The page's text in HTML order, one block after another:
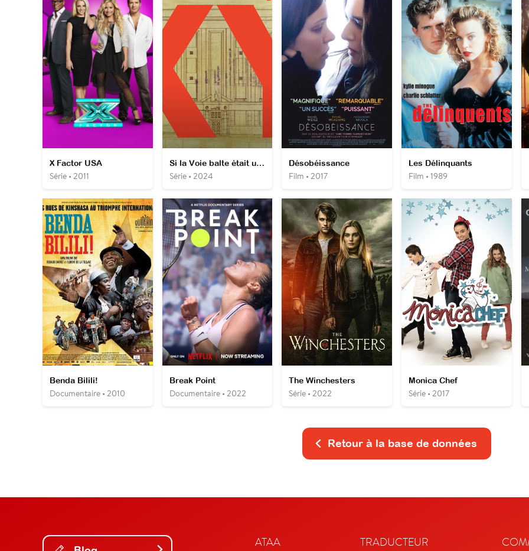
X Factor USA
Série • 2011
Si la Voie balte était une musique
Série • 2024
Désobéissance
Film • 2017
Les Délinquants
Film • 1989
Benda Bilili!
Documentaire • 2010
Break Point
Documentaire • 2022
The Winchesters
Série • 2022
Monica Chef
Série • 2017
Retour à la base de données
ATAA TRADUCTEUR